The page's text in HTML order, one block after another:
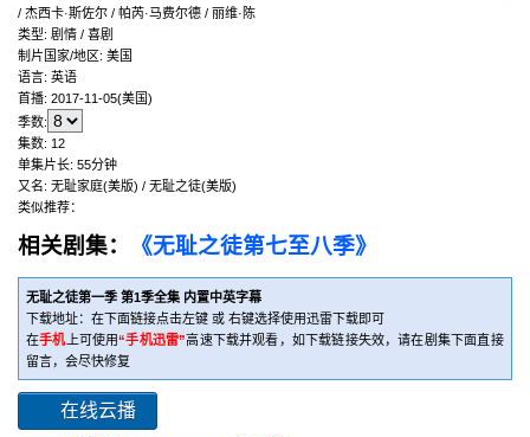
/ 杰西卡·斯佐尔 / 帕芮·马费尔德 / 丽维·陈
类型: 剧情 / 喜剧
制片国家/地区: 美国
语言: 英语
首播: 2017-11-05(美国)
季数:
集数: 12
单集片长: 55分钟
又名: 无耻家庭(美版) / 无耻之徒(美版)
类似推荐：
相关剧集： 《无耻之徒第七至八季》
无耻之徒第一季 第1季全集 内置中英字幕
下载地址：在下面链接点击左键 或 右键选择使用迅雷下载即可
在手机上可使用“手机迅雷”高速下载并观看，如下载链接失效，请在剧集下面直接
留言，会尽快修复
在线云播